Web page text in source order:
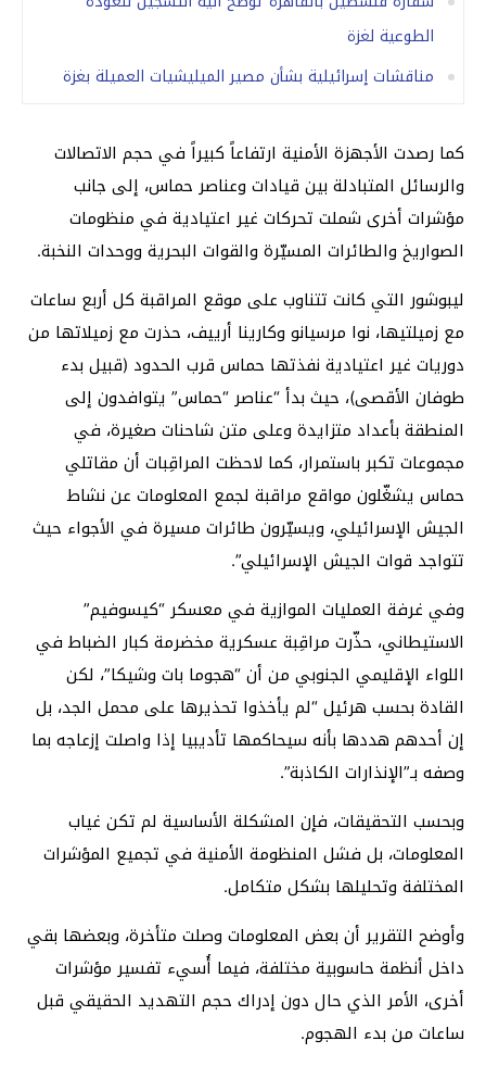
الطوعية لغزة
مناقشات إسرائيلية بشأن مصير الميليشيات العميلة بغزة
كما رصدت الأجهزة الأمنية ارتفاعاً كبيراً في حجم الاتصالات
والرسائل المتبادلة بين قيادات وعناصر حماس، إلى جانب
مؤشرات أخرى شملت تحركات غير اعتيادية في منظومات
الصواريخ والطائرات المسيّرة والقوات البحرية ووحدات النخبة.
ليبوشور التي كانت تتناوب على موقع المراقبة كل أربع ساعات
مع زميلتيها، نوا مرسيانو وكارينا أرييف، حذرت مع زميلاتها من
دوريات غير اعتيادية نفذتها حماس قرب الحدود (قبيل بدء
طوفان الأقصى)، حيث بدأ “عناصر “حماس” يتوافدون إلى
المنطقة بأعداد متزايدة وعلى متن شاحنات صغيرة، في
مجموعات تكبر باستمرار، كما لاحظت المراقِبات أن مقاتلي
حماس يشغّلون مواقع مراقبة لجمع المعلومات عن نشاط
الجيش الإسرائيلي، ويسيّرون طائرات مسيرة في الأجواء حيث
تتواجد قوات الجيش الإسرائيلي”.
وفي غرفة العمليات الموازية في معسكر “كيسوفيم”
الاستيطاني، حذّرت مراقِبة عسكرية مخضرمة كبار الضباط في
اللواء الإقليمي الجنوبي من أن “هجوما بات وشيكا”، لكن
القادة بحسب هرئيل “لم يأخذوا تحذيرها على محمل الجد، بل
إن أحدهم هددها بأنه سيحاكمها تأديبيا إذا واصلت إزعاجه بما
وصفه بـ”الإنذارات الكاذبة”.
وبحسب التحقيقات، فإن المشكلة الأساسية لم تكن غياب
المعلومات، بل فشل المنظومة الأمنية في تجميع المؤشرات
المختلفة وتحليلها بشكل متكامل.
وأوضح التقرير أن بعض المعلومات وصلت متأخرة، وبعضها بقي
داخل أنظمة حاسوبية مختلفة، فيما أُسيء تفسير مؤشرات
أخرى، الأمر الذي حال دون إدراك حجم التهديد الحقيقي قبل
ساعات من بدء الهجوم.